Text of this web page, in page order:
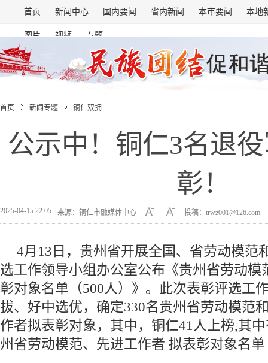
首页 新闻中心 国内要闻 省内新闻 本市要闻 本地
图片 视频 专题
首页 新闻专题 铜仁双拥
公示中！铜仁3名退
彰！
2025-04-15 22:05 来源：铜仁市融媒体中心 投稿：trwz001@126.com
4月13日，贵州省开展全国、省劳动模范
选工作领导小组办公室公布《贵州省劳动模
彰对象名单（500人）》。此次表彰评选工
拔、好中选优，确定330名贵州省劳动模范
作者拟表彰对象，其中，铜仁41人上榜,其
州省劳动模范、先进工作者 拟表彰对象名